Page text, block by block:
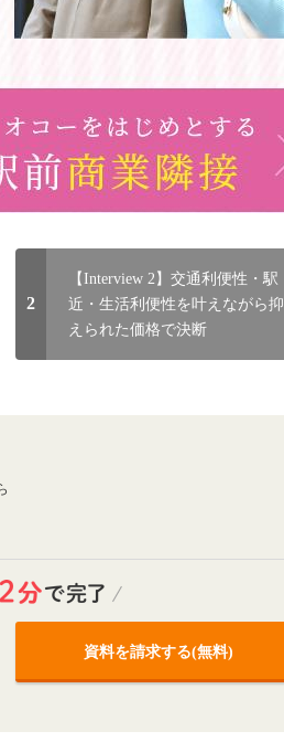
2
【Interview 2】交通利便性・駅
近・生活利便性を叶えながら抑
えられた価格で決断
資料を請求する(無料)